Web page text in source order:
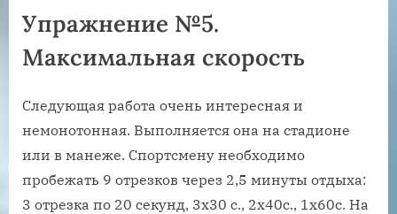
Упражнение №5.
Максимальная скорость
Следующая работа очень интересная и
немонотонная. Выполняется она на стадионе
или в манеже. Спортсмену необходимо
пробежать 9 отрезков через 2,5 минуты отдыха:
3 отрезка по 20 секунд, 3х30 с., 2х40с., 1х60с. На